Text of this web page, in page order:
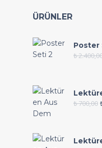
ÜRÜNLER
Poster
₺
₺700,00